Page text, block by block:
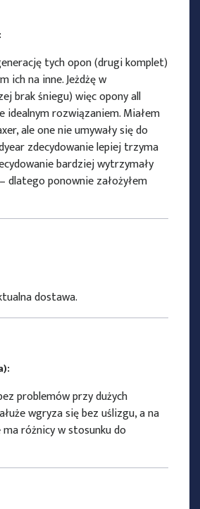
tych opon (drugi komplet)
ich na inne. Jeżdżę w
brak śniegu) więc opony all
idealnym rozwiązaniem. Miałem
ale one nie umywały się do
zdecydowanie lepiej trzyma
bardziej wytrzymały
dlatego ponownie założyłem
dostawa.
problemów przy dużych
wgryza się bez uślizgu, a na
różnicy w stosunku do